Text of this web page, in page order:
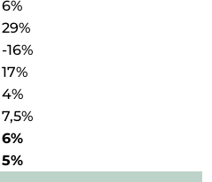
6%
29%
-16%
17%
4%
7,5%
6%
5%